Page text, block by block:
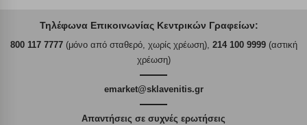
Τηλέφωνα Επικοινωνίας Κεντρικών Γραφείων:
800 117 7777(μόνο από σταθερό, χωρίς χρέωση), 214 100 9999(αστική
χρέωση)
emarket@sklavenitis.gr
Απαντήσεις σε συχνές ερωτήσεις